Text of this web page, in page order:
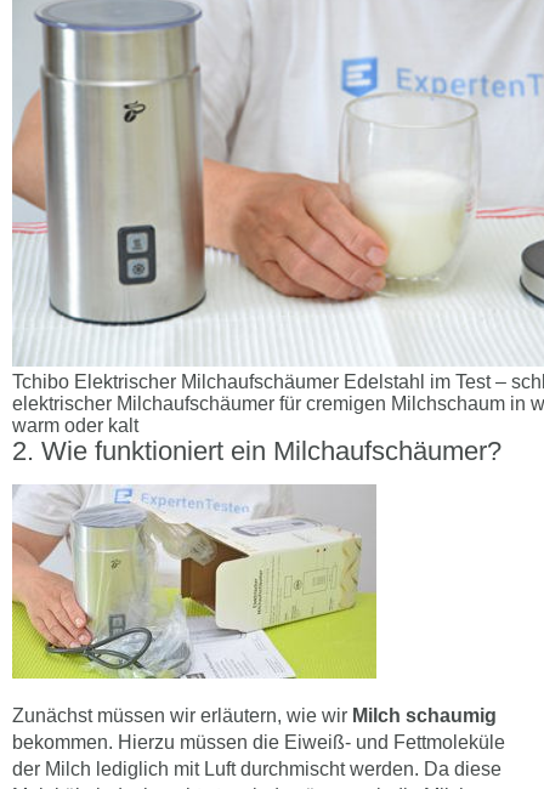
Tchibo Elektrischer Milchaufschäumer Edelstahl im Test –
elektrischer Milchaufschäumer für cremigen Milchschaum in
warm oder kalt
Wie funktioniert ein Milchaufschäumer?
Zunächst müssen wir erläutern, wie wir Milch schaumig
bekommen. Hierzu müssen die Eiweiß- und Fettmoleküle
der Milch lediglich mit Luft durchmischt werden. Da diese